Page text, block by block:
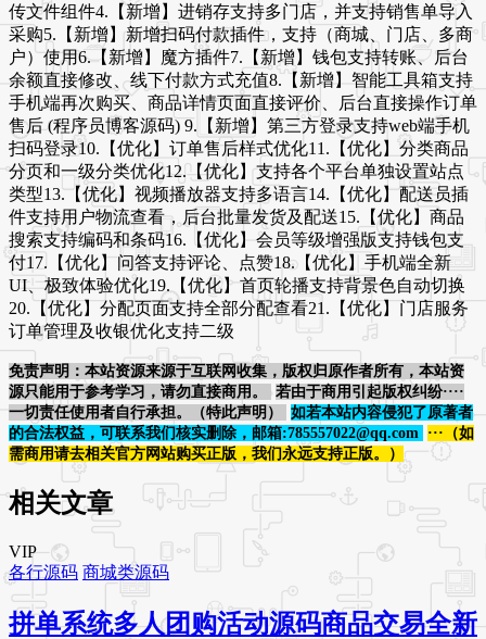
传文件组件4.【新增】进销存支持多门店，并支持销售单导入
采购5.【新增】新增扫码付款插件，支持（商城、门店、多商
户）使用6.【新增】魔方插件7.【新增】钱包支持转账、后台
余额直接修改、线下付款方式充值8.【新增】智能工具箱支持
手机端再次购买、商品详情页面直接评价、后台直接操作订单
售后 (程序员博客源码) 9.【新增】第三方登录支持web端手机
扫码登录10.【优化】订单售后样式优化11.【优化】分类商品
分页和一级分类优化12.【优化】支持各个平台单独设置站点
类型13.【优化】视频播放器支持多语言14.【优化】配送员插
件支持用户物流查看，后台批量发货及配送15.【优化】商品
搜索支持编码和条码16.【优化】会员等级增强版支持钱包支
付17.【优化】问答支持评论、点赞18.【优化】手机端全新
UI、极致体验优化19.【优化】首页轮播支持背景色自动切换
20.【优化】分配页面支持全部分配查看21.【优化】门店服务
订单管理及收银优化支持二级
免责声明：本站资源来源于互联网收集，版权归原作者所有，本站资
源只能用于参考学习，请勿直接商用。
若由于商用引起版权纠纷····
一切责任使用者自行承担。（特此声明）
如若本站内容侵犯了原著者
的合法权益，可联系我们核实删除，邮箱:785557022@qq.com
···（如
需商用请去相关官方网站购买正版，我们永远支持正版。）
相关文章
VIP
各行源码 商城类源码
拼单系统多人团购活动源码商品交易全新